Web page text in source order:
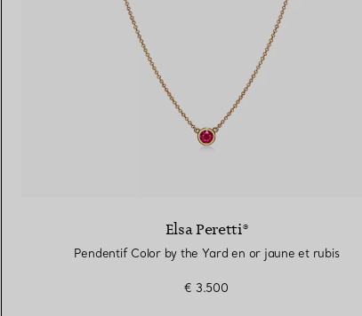
Elsa Peretti®
Pendentif Color by the Yard en or jaune et rubis
€ 3.500